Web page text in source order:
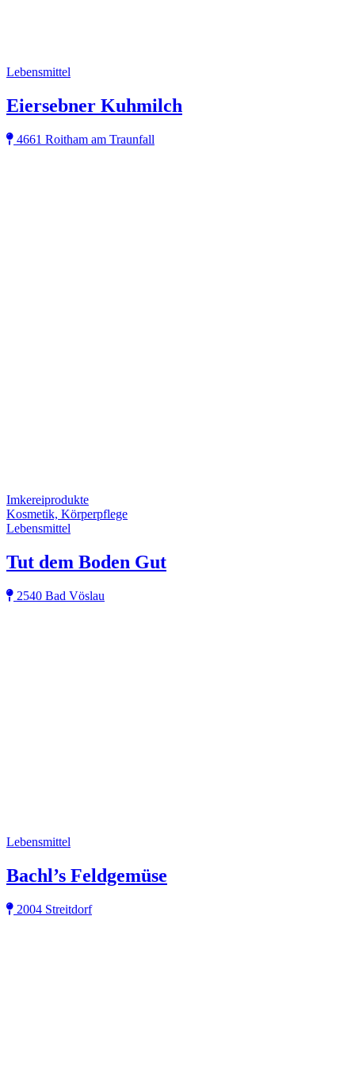
Lebensmittel
Eiersebner Kuhmilch
4661 Roitham am Traunfall
Imkereiprodukte
Kosmetik, Körperpflege
Lebensmittel
Tut dem Boden Gut
2540 Bad Vöslau
Lebensmittel
Bachl’s Feldgemüse
2004 Streitdorf